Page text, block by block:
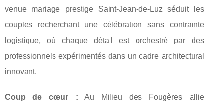
venue mariage prestige Saint-Jean-de-Luz séduit les
couples recherchant une célébration sans contrainte
logistique, où chaque détail est orchestré par des
professionnels expérimentés dans un cadre architectural
innovant.
Coup de cœur : Au Milieu des Fougères allie